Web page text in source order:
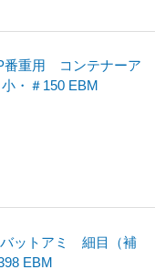
重用 コンテナーア
・＃150 EBM
ットアミ 細目（補
EBM